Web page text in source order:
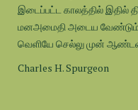
இடைப்பட்ட காலத்தில் இதில்
மனஅமைதி அடைய வேண்டும்
வெளியே செல்லு முன்
Charles H. Spurgeon